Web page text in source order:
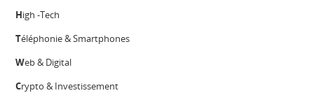
High -Tech
Téléphonie & Smartphones
Web & Digital
Crypto & Investissement